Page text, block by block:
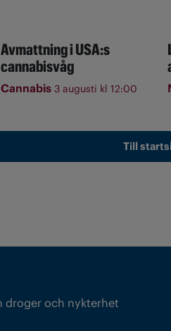
Avmattning i USA:s
cannabisvåg
Cannabis 3 augusti kl 12:00
Till
droger och nykterhet